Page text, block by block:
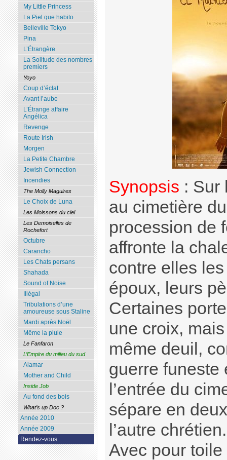
Synopsis : Sur
au cimetière
procession de
affronte la
contre elles
époux, leurs
Certaines
une croix,
même deuil,
guerre funeste
l’entrée du
sépare en
l’autre chrétien.
Avec pour
My Little Princess
La Piel que habito
Belleville Tokyo
Pina
L’Étrangère
La Solitude des nombres
premiers
Yoyo
Coup d’éclat
Avant l’aube
L’Étrange affaire
Angélica
Revenge
Route Irish
Morgen
La Petite Chambre
Jewish Connection
Incendies
The Molly Maguires
Le Choix de Luna
Les Moissons du ciel
Les Demoiselles de
Rochefort
Octubre
Carancho
Les Chats persans
Shahada
Sound of Noise
Illégal
Tribulations d’une
amoureuse sous Staline
Mardi après Noël
Même la pluie
Le Fanfaron
L’Empire du milieu du sud
Alamar
Mother and Child
Inside Job
Au fond des bois
What’s up Doc ?
Année 2010
Année 2009
Rendez-vous